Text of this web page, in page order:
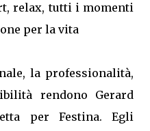
relax, tutti i momenti
per la vita
la professionalità,
rendono Gerard
per Festina. Egli